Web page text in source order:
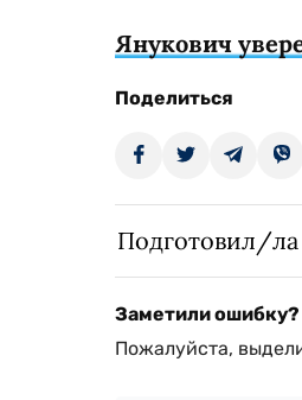
Янукович
Поделиться
Подготовил/
Заметили ошибку?
Пожалуйста,